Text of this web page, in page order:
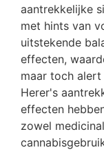
aantrekkelijke
met hints van
uitstekende
effecten,
maar toch
Herer's
effecten
zowel